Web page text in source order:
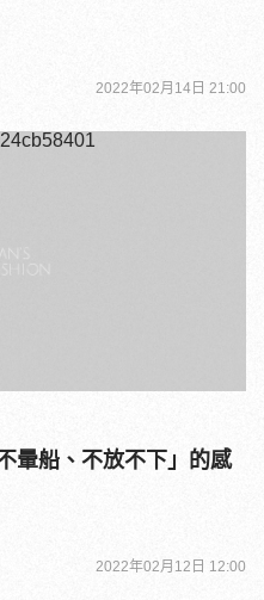
2022年02月14日 21:00
暈船、不放不下」的感
2022年02月12日 12:00